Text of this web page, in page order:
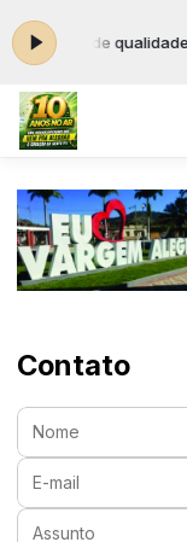
de qualidade
Contato
Nome:
E-mail:
Assunto: